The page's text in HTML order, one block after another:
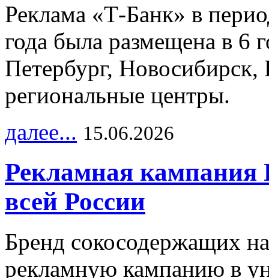
Реклама «Т-Банк» в
года была размещена в 6
Петербург,
региональные центры.
далее... 15.06.2026
Рекламная
всей России
Бренд сокосодержащих
рекламную кампанию в